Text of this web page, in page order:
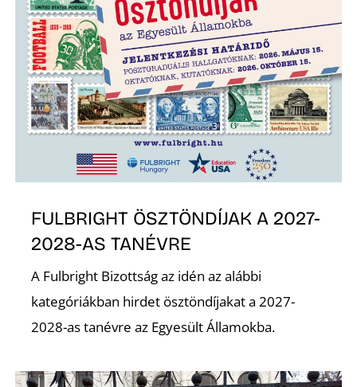
FULBRIGHT ÖSZTÖNDÍJAK A 2027-
2028-AS TANÉVRE
A Fulbright Bizottság az idén az alábbi
kategóriákban hirdet ösztöndíjakat a 2027-
2028-as tanévre az Egyesült Államokba.